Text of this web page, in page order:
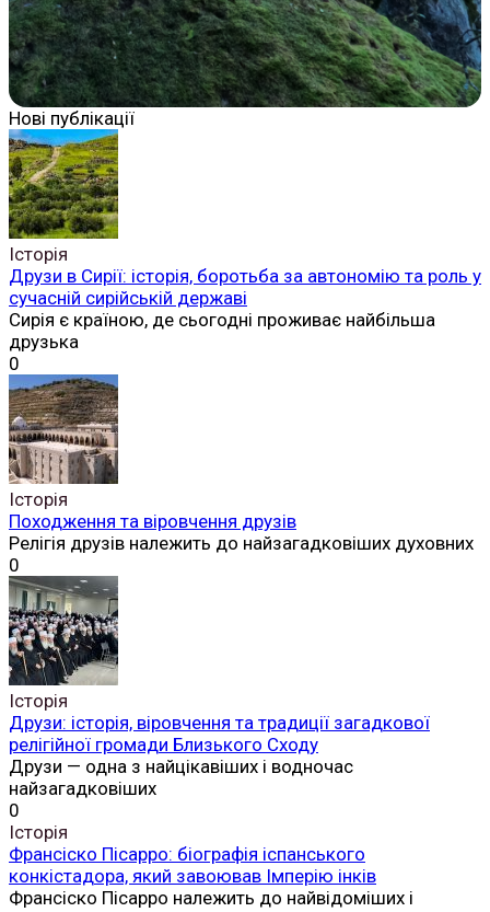
Нові публікації
Історія
Друзи в Сирії: історія, боротьба за автономію та роль у
сучасній сирійській державі
Сирія є країною, де сьогодні проживає найбільша
друзька
0
Історія
Походження та віровчення друзів
Релігія друзів належить до найзагадковіших духовних
0
Історія
Друзи: історія, віровчення та традиції загадкової
релігійної громади Близького Сходу
Друзи — одна з найцікавіших і водночас
найзагадковіших
0
Історія
Франсіско Пісарро: біографія іспанського
конкістадора, який завоював Імперію інків
Франсіско Пісарро належить до найвідоміших і